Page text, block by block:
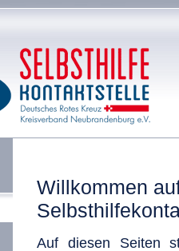
Willkommen
Auf diesen Seiten